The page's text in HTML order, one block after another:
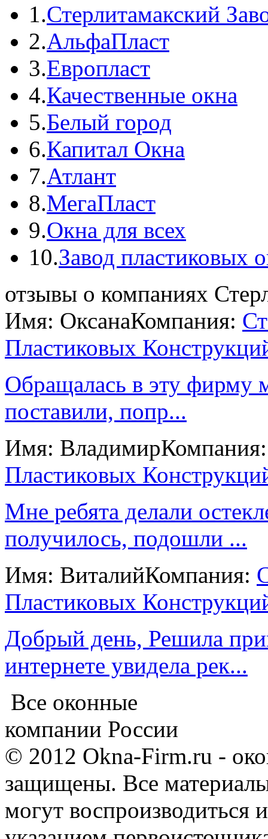
1.Стерлитамакский
2.АльфаПласт
3.Европласт
4.Качественные окна
5.Белый город
6.Капитал Окна
7.Атлант
8.МегаПласт
9.Окна для всех
10.Завод пластиковых
отзывы о компаниях
Имя: ОксанаКомпания:
Пластиковых
Обращалась в эту фирму
поставили, попр...
Имя: Владимир
Пластиковых
Мне ребята делали
получилось, подошли ...
Имя: ВиталийКомпания:
Пластиковых
Добрый день, Решила
интернете увидела рек...
Все оконные
компании России
© 2012 Okna-Firm.ru -
защищены. Все
могут воспроизводиться